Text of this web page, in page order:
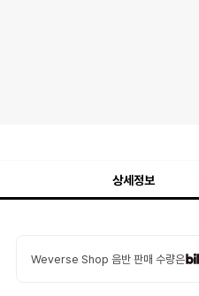
상세정보
Weverse Shop 음반 판매 수량은